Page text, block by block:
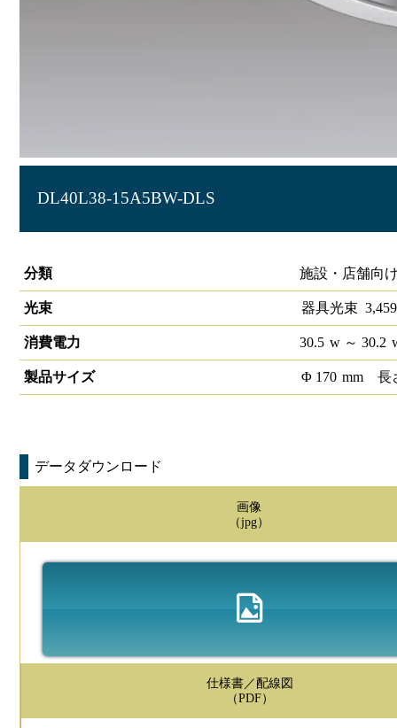
DL40L38-15A5BW-DLS
分類
施設・店舗向
光束 器具光束 3,459
消費電力 30.5 w～ 30.2
製品サイズ Φ 170 mm 長
データダウンロード
画像
（jpg）
仕様書／配線図
（PDF）